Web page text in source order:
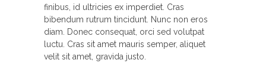
finibus, id ultricies ex imperdiet. Cras
bibendum rutrum tincidunt. Nunc non eros
diam. Donec consequat, orci sed volutpat
luctu. Cras sit amet mauris semper, aliquet
velit sit amet, gravida justo.